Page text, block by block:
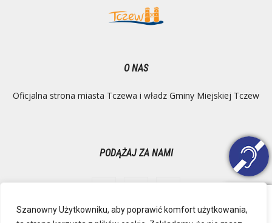
Szanowny Użytkowniku, aby poprawić komfort użytkowania,
O NAS
Oficjalna strona miasta Tczewa i władz Gminy Miejskiej Tczew
PODĄŻAJ ZA NAMI